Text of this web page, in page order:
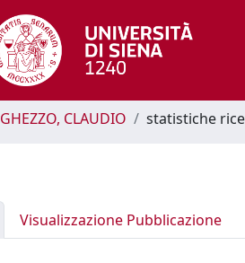
GHEZZO, CLAUDIO statistiche
Visualizzazione Pubblicazione